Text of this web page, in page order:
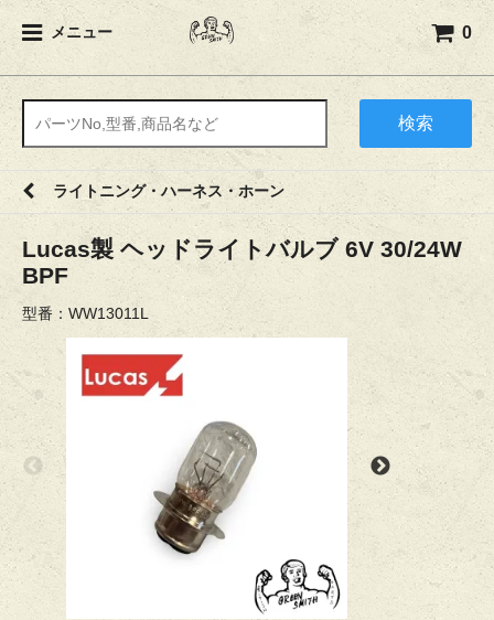
メニュー 0
検索
ライトニング・ハーネス・ホーン
Lucas製 ヘッドライトバルブ 6V 30/24W
BPF
型番：WW13011L